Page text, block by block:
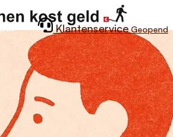
Klantenservice Geopend